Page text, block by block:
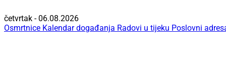
četvrtak - 06.08.2026
Osmrtnice Kalendar događanja Radovi u tijeku Poslovni